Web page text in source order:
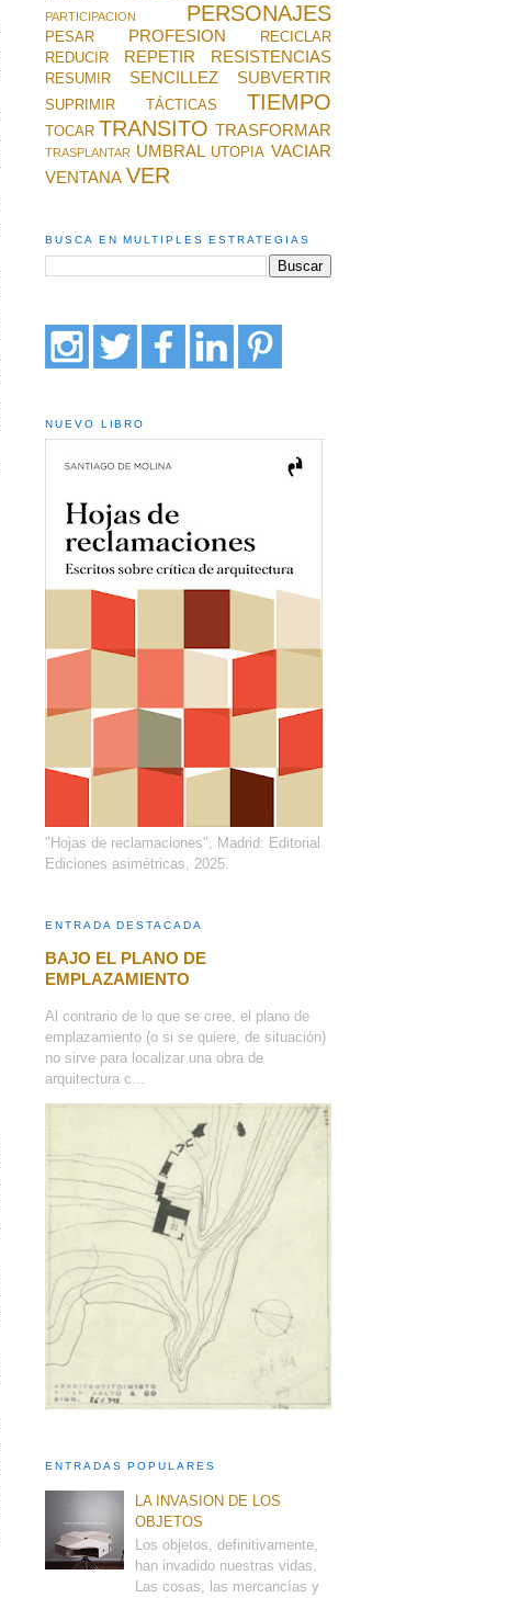
PARTICIPACION PERSONAJES
PESAR PROFESION
RECICLAR
REDUCIR
REPETIR RESISTENCIAS
RESUMIR SENCILLEZ SUBVERTIR
SUPRIMIR TÁCTICAS TIEMPO
TOCAR TRANSITO TRASFORMAR
TRASPLANTAR UMBRAL UTOPIA VACIAR
VENTANA VER
BUSCA EN MULTIPLES ESTRATEGIAS
NUEVO LIBRO
"Hojas de reclamaciones", Madrid: Editorial
Ediciones asimétricas, 2025.
ENTRADA DESTACADA
BAJO EL PLANO DE
EMPLAZAMIENTO
Al contrario de lo que se cree, el plano de
emplazamiento (o si se quiere, de situación)
no sirve para localizar una obra de
arquitectura c...
ENTRADAS POPULARES
LA INVASION DE LOS
OBJETOS
Los objetos, definitivamente,
han invadido nuestras vidas.
Las cosas, las mercancías y